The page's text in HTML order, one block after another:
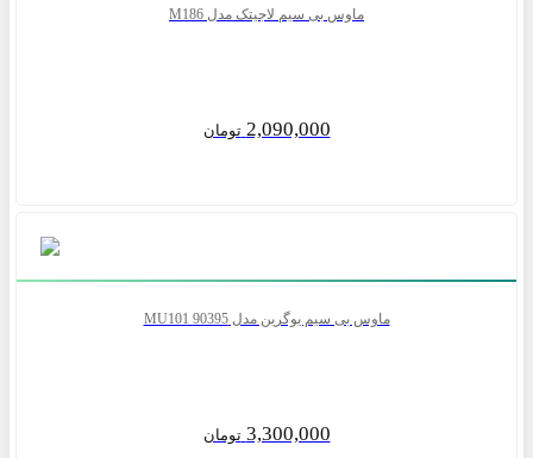
ماوس بی سیم لاجیتک مدل M186
2,090,000 تومان
ماوس بی سیم یوگرین مدل MU101 90395
3,300,000 تومان